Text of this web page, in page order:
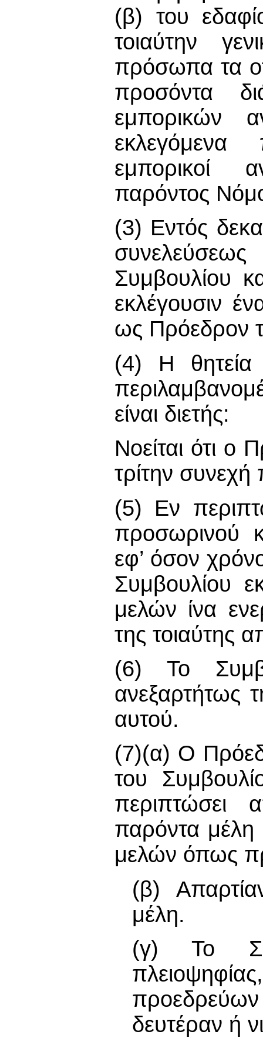
(β) του
τοιαύτην
πρόσωπα τα
προσόντα
εμπορικών
εμπορικοί
παρόντος
(3) Εντός
Συμβουλίου
εκλέγουσιν
ως Πρόεδρον
(4) Η θητεία
είναι διετής:
Νοείται ότι ο
τρίτην συνεχή
(5) Εν
προσωρινού
εφ’ όσον
Συμβουλίου
μελών ίνα
της τοιαύτης
(6) Το
ανεξαρτήτως
αυτού.
(7)(α) Ο
του
περιπτώσει
παρόντα μέλη
μελών όπως
(β)
μέλη.
(γ) Το
δευτέραν ή